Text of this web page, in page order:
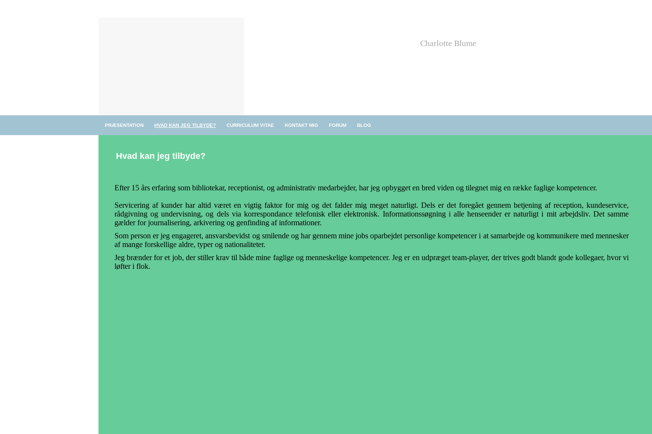
Charlotte Blume
PRÆSENTATION HVAD KAN JEG TILBYDE? CURRICULUM VITAE KONTAKT MIG FORUM BLOG
Hvad kan jeg tilbyde?
Efter 15 års erfaring som bibliotekar, receptionist, og administrativ medarbejder, har jeg opbygget en bred viden og tilegnet mig en række faglige kompetencer.
Servicering af kunder har altid været en vigtig faktor for mig og det falder mig meget naturligt. Dels er det foregået gennem betjening af reception, kundeservice,
rådgivning og undervisning, og dels via korrespondance telefonisk eller elektronisk. Informationssøgning i alle henseender er naturligt i mit arbejdsliv. Det samme
gælder for journalisering, arkivering og genfinding af informationer.
Som person er jeg engageret, ansvarsbevidst og smilende og har gennem mine jobs oparbejdet personlige kompetencer i at samarbejde og kommunikere med mennesker
af mange forskellige aldre, typer og nationaliteter.
Jeg brænder for et job, der stiller krav til både mine faglige og menneskelige kompetencer. Jeg er en udpræget team-player, der trives godt blandt gode kollegaer, hvor vi
løfter i flok.